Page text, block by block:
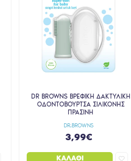
DR.BROWNS
DR BROWNS ΒΡΕΦΙΚΗ ΔΑΚΤΥΛΙΚΗ
ΟΔΟΝΤΟΒΟΥΡΤΣΑ ΣΙΛΙΚΟΝΗΣ
ΠΡΑΣΙΝΗ
3,99€
ΚΑΛΆΘΙ